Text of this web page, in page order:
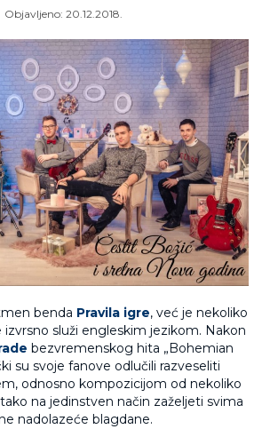
Objavljeno: 20.12.2018.
benda Pravila igre, već je nekoliko
izvrsno služi engleskim jezikom. Nakon
bezvremenskog hita „Bohemian
su svoje fanove odlučili razveseliti
odnosno kompozicijom od nekoliko
na jedinstven način zaželjeti svima
nadolazeće blagdane.